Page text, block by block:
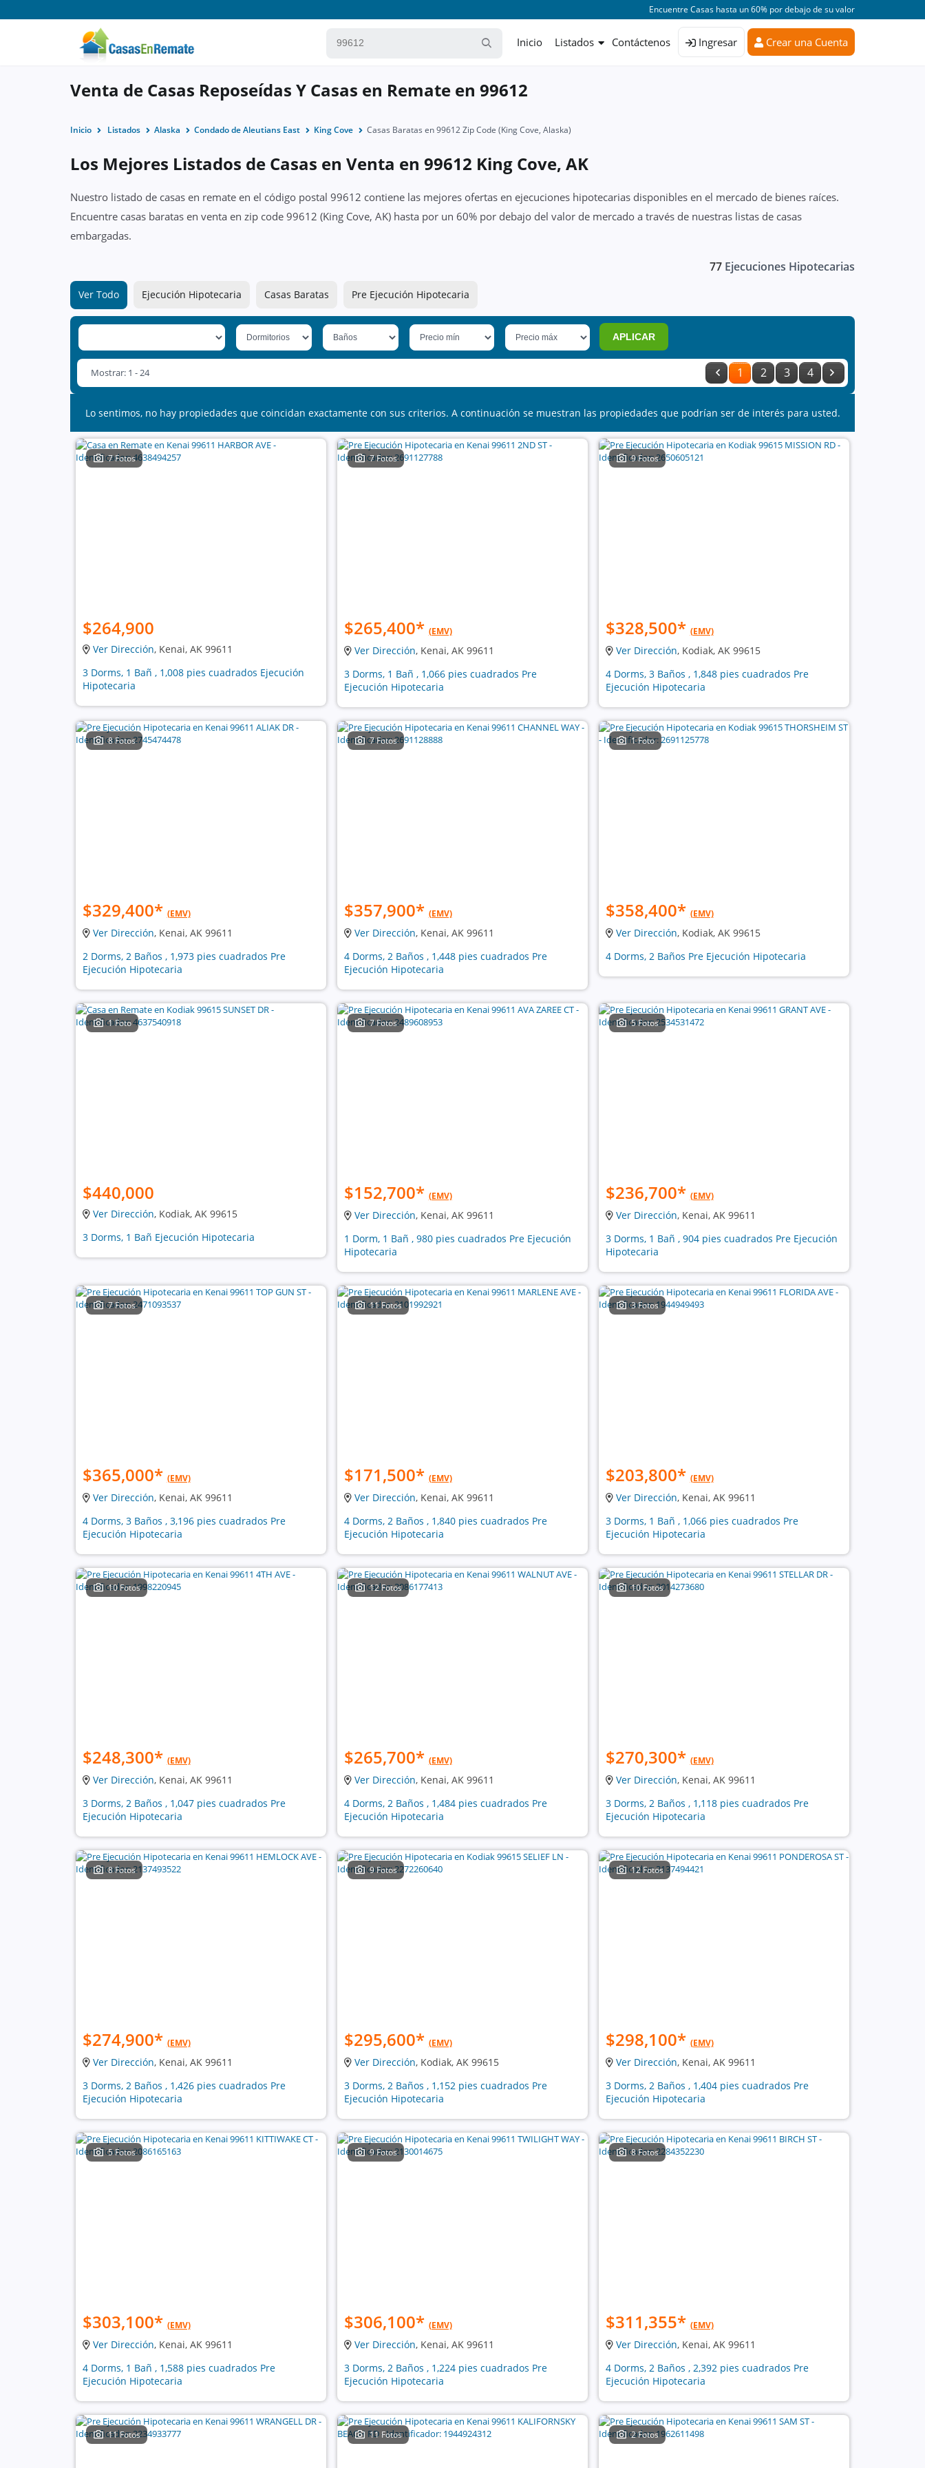
Encuentre Casas hasta un 60% por debajo de su valor
Inicio Listados Contáctenos Ingresar Crear una Cuenta
Venta de Casas Reposeídas Y Casas en Remate en 99612
Inicio Listados Alaska Condado de Aleutians East King Cove Casas Baratas en 99612 Zip Code (King Cove, Alaska)
Los Mejores Listados de Casas en Venta en 99612 King Cove, AK
Nuestro listado de casas en remate en el código postal 99612 contiene las mejores ofertas en ejecuciones hipotecarias disponibles en el mercado de bienes raíces.
Encuentre casas baratas en venta en zip code 99612 (King Cove, AK) hasta por un 60% por debajo del valor de mercado a través de nuestras listas de casas
embargadas.
77 Ejecuciones Hipotecarias
Ver Todo Ejecución Hipotecaria Casas Baratas Pre Ejecución Hipotecaria
APLICAR
1 2 3 4
Mostrar: 1 - 24
Lo sentimos, no hay propiedades que coincidan exactamente con sus criterios. A continuación se muestran las propiedades que podrían ser de interés para usted.
7 Fotos
$264,900
Ver Dirección, Kenai, AK 99611
3 Dorms, 1 Bañ , 1,008 pies cuadrados Ejecución
Hipotecaria
7 Fotos
$265,400* (EMV)
Ver Dirección, Kenai, AK 99611
3 Dorms, 1 Bañ , 1,066 pies cuadrados Pre
Ejecución Hipotecaria
9 Fotos
$328,500* (EMV)
Ver Dirección, Kodiak, AK 99615
4 Dorms, 3 Baños , 1,848 pies cuadrados Pre
Ejecución Hipotecaria
8 Fotos
$329,400* (EMV)
Ver Dirección, Kenai, AK 99611
2 Dorms, 2 Baños , 1,973 pies cuadrados Pre
Ejecución Hipotecaria
7 Fotos
$357,900* (EMV)
Ver Dirección, Kenai, AK 99611
4 Dorms, 2 Baños , 1,448 pies cuadrados Pre
Ejecución Hipotecaria
1 Foto
$358,400* (EMV)
Ver Dirección, Kodiak, AK 99615
4 Dorms, 2 Baños Pre Ejecución Hipotecaria
1 Foto
$440,000
Ver Dirección, Kodiak, AK 99615
3 Dorms, 1 Bañ Ejecución Hipotecaria
7 Fotos
$152,700* (EMV)
Ver Dirección, Kenai, AK 99611
1 Dorm, 1 Bañ , 980 pies cuadrados Pre Ejecución
Hipotecaria
5 Fotos
$236,700* (EMV)
Ver Dirección, Kenai, AK 99611
3 Dorms, 1 Bañ , 904 pies cuadrados Pre Ejecución
Hipotecaria
7 Fotos
$365,000* (EMV)
Ver Dirección, Kenai, AK 99611
4 Dorms, 3 Baños , 3,196 pies cuadrados Pre
Ejecución Hipotecaria
11 Fotos
$171,500* (EMV)
Ver Dirección, Kenai, AK 99611
4 Dorms, 2 Baños , 1,840 pies cuadrados Pre
Ejecución Hipotecaria
3 Fotos
$203,800* (EMV)
Ver Dirección, Kenai, AK 99611
3 Dorms, 1 Bañ , 1,066 pies cuadrados Pre
Ejecución Hipotecaria
10 Fotos
$248,300* (EMV)
Ver Dirección, Kenai, AK 99611
3 Dorms, 2 Baños , 1,047 pies cuadrados Pre
Ejecución Hipotecaria
12 Fotos
$265,700* (EMV)
Ver Dirección, Kenai, AK 99611
4 Dorms, 2 Baños , 1,484 pies cuadrados Pre
Ejecución Hipotecaria
10 Fotos
$270,300* (EMV)
Ver Dirección, Kenai, AK 99611
3 Dorms, 2 Baños , 1,118 pies cuadrados Pre
Ejecución Hipotecaria
8 Fotos
$274,900* (EMV)
Ver Dirección, Kenai, AK 99611
3 Dorms, 2 Baños , 1,426 pies cuadrados Pre
Ejecución Hipotecaria
9 Fotos
$295,600* (EMV)
Ver Dirección, Kodiak, AK 99615
3 Dorms, 2 Baños , 1,152 pies cuadrados Pre
Ejecución Hipotecaria
12 Fotos
$298,100* (EMV)
Ver Dirección, Kenai, AK 99611
3 Dorms, 2 Baños , 1,404 pies cuadrados Pre
Ejecución Hipotecaria
5 Fotos
$303,100* (EMV)
Ver Dirección, Kenai, AK 99611
4 Dorms, 1 Bañ , 1,588 pies cuadrados Pre
Ejecución Hipotecaria
9 Fotos
$306,100* (EMV)
Ver Dirección, Kenai, AK 99611
3 Dorms, 2 Baños , 1,224 pies cuadrados Pre
Ejecución Hipotecaria
8 Fotos
$311,355* (EMV)
Ver Dirección, Kenai, AK 99611
4 Dorms, 2 Baños , 2,392 pies cuadrados Pre
Ejecución Hipotecaria
11 Fotos 11 Fotos 2 Fotos